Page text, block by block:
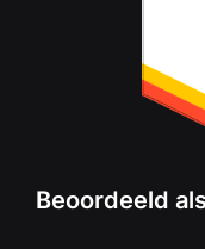
Beoordeeld